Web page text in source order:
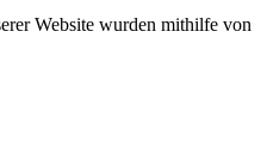
Website wurden mithilfe von